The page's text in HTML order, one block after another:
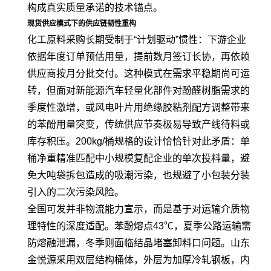
构成真实质量承诺的技术锚点。
现货供应模式下的供应链韧性重构
化工原料采购长期受制于“计划驱动”惯性：下游企业
依据年度订单预估用量，提前数月签订长协，再依赖
供应商按月分批交付。这种模式在需求平稳期尚可运
转，但面对新能源汽车轻量化部件对酚醛树脂需求的
季度性激增，或风电叶片用绝缘胶粘剂配方调整带来
的苯酚用量突变，传统供应节奏极易导致产线待料或
库存积压。200kg/桶规格的设计恰恰针对此矛盾：单
桶净重精准匹配中小规模复配企业的单次投料量，避
免大吨袋拆包造成的吸潮污染，也规避了小包装分装
引入的二次污染风险。
全国可发并非物流能力宣示，而是基于对运输介质物
理特性的深度适配。苯酚熔点43℃，夏季公路运输需
防熔融泄漏，冬季则面临结晶堵塞卸料口问题。山东
金悦源采用双层结构桶体，外层为加厚冷轧钢板，内